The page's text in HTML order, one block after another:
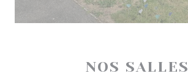
NOS SALLES